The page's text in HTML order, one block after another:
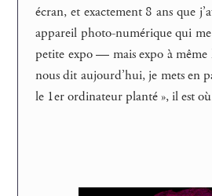
écran, et exactement 8 ans que
appareil photo-numérique qui
petite expo — mais expo à même
nous dit aujourd’hui, je mets en
le 1er ordinateur planté », il est